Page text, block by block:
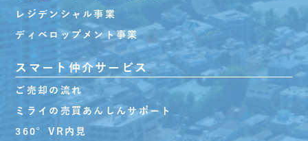
レジデンシャル事業
ディベロップメント事業
スマート仲介サービス
ご売却の流れ
ミライの売買あんしんサポート
360°VR内見